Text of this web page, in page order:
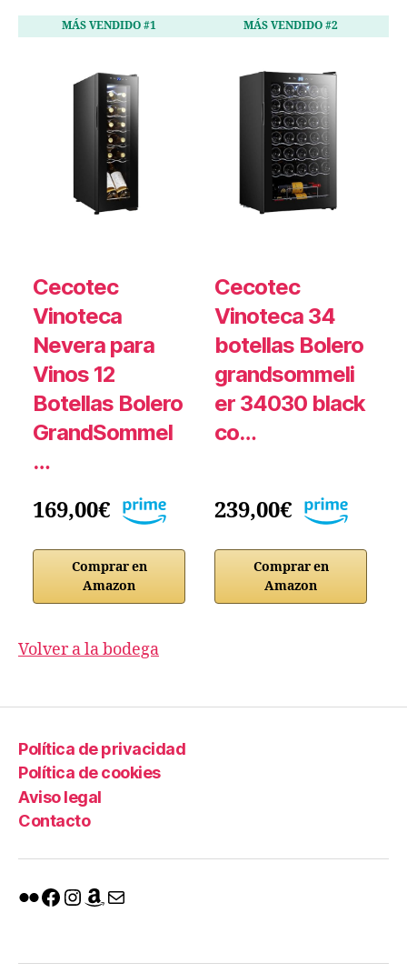
MÁS VENDIDO #1
Cecotec
Vinoteca
Nevera para
Vinos 12
Botellas Bolero
GrandSommel
…
169,00€
Comprar en
Amazon
MÁS VENDIDO #2
Cecotec
Vinoteca 34
botellas Bolero
grandsommeli
er 34030 black
co…
239,00€
Comprar en
Amazon
Volver a la bodega
Política de privacidad
Política de cookies
Aviso legal
Contacto
Flickr
Facebook
Instagram
Amazon
Mail